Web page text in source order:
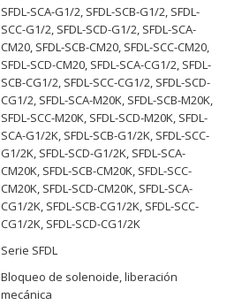
SFDL-SCA-G1/2, SFDL-SCB-G1/2, SFDL-
SCC-G1/2, SFDL-SCD-G1/2, SFDL-SCA-
CM20, SFDL-SCB-CM20, SFDL-SCC-CM20,
SFDL-SCD-CM20, SFDL-SCA-CG1/2, SFDL-
SCB-CG1/2, SFDL-SCC-CG1/2, SFDL-SCD-
CG1/2, SFDL-SCA-M20K, SFDL-SCB-M20K,
SFDL-SCC-M20K, SFDL-SCD-M20K, SFDL-
SCA-G1/2K, SFDL-SCB-G1/2K, SFDL-SCC-
G1/2K, SFDL-SCD-G1/2K, SFDL-SCA-
CM20K, SFDL-SCB-CM20K, SFDL-SCC-
CM20K, SFDL-SCD-CM20K, SFDL-SCA-
CG1/2K, SFDL-SCB-CG1/2K, SFDL-SCC-
CG1/2K, SFDL-SCD-CG1/2K
Serie SFDL
Bloqueo de solenoide, liberación
mecánica